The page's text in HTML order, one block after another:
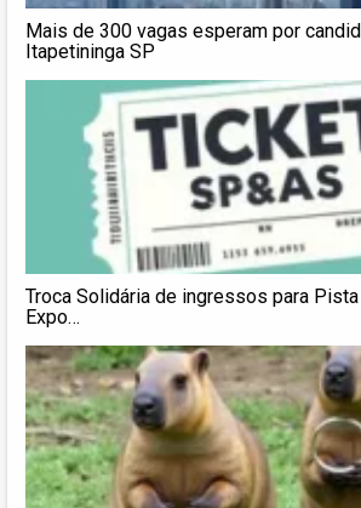
Mais de 300 vagas esperam por
Itapetininga SP
Troca Solidária de ingressos para Pista
Expo…